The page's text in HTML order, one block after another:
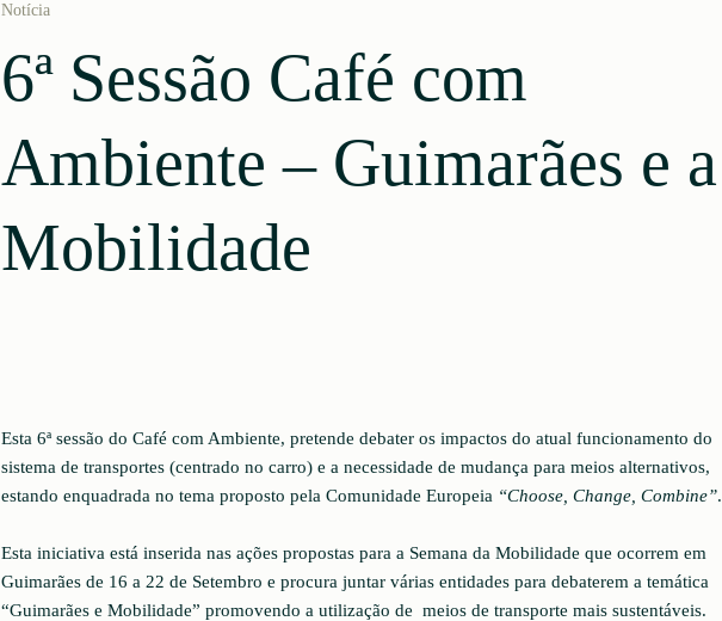
Notícia
6ª Sessão Café com
Ambiente – Guimarães e a
Mobilidade
Esta 6ª sessão do Café com Ambiente, pretende debater os impactos do atual funcionamento do
sistema de transportes (centrado no carro) e a necessidade de mudança para meios alternativos,
estando enquadrada no tema proposto pela Comunidade Europeia “Choose, Change, Combine”.
Esta iniciativa está inserida nas ações propostas para a Semana da Mobilidade que ocorrem em
Guimarães de 16 a 22 de Setembro e procura juntar várias entidades para debaterem a temática
“Guimarães e Mobilidade” promovendo a utilização de meios de transporte mais sustentáveis.